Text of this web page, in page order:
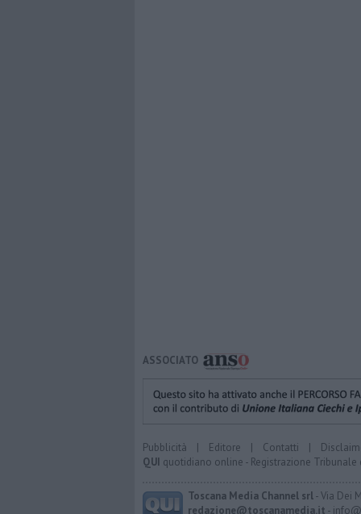
ASSOCIATO
Pubblicità | Editore | Contatti |
QUI quotidiano online - Registrazione Tribunale
Toscana Media Channel srl- Via Dei
redazione@toscanamedia.it -